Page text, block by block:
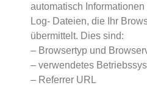
automatisch
Log- Dateien, die Ihr
übermittelt. Dies sind:
– Browsertyp und
– verwendetes
– Referrer URL